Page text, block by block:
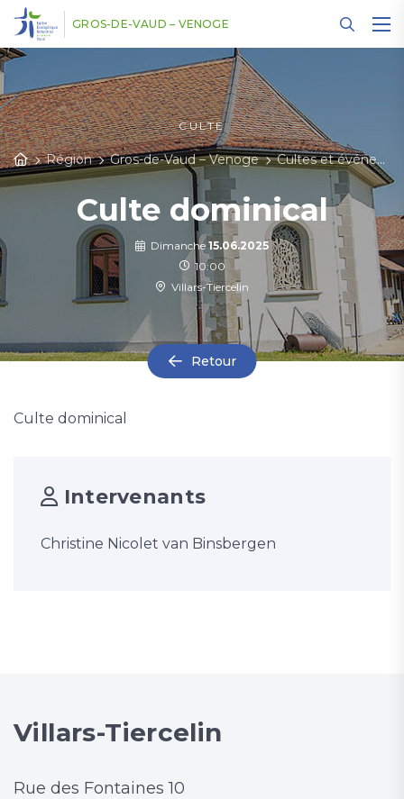
GROS-DE-VAUD – VENOGE
CULTE
Région Gros-de-Vaud – Venoge Cultes et événements
Culte dominical
Dimanche15.06.2025
10:00
Villars-Tiercelin
Retour
Culte dominical
Intervenants
Christine Nicolet van Binsbergen
Villars-Tiercelin
Rue des Fontaines 10
Panneau de gestion des cookies